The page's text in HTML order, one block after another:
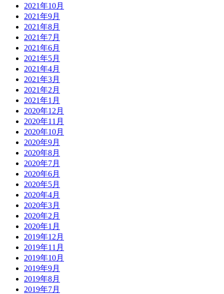
2021年10月
2021年9月
2021年8月
2021年7月
2021年6月
2021年5月
2021年4月
2021年3月
2021年2月
2021年1月
2020年12月
2020年11月
2020年10月
2020年9月
2020年8月
2020年7月
2020年6月
2020年5月
2020年4月
2020年3月
2020年2月
2020年1月
2019年12月
2019年11月
2019年10月
2019年9月
2019年8月
2019年7月